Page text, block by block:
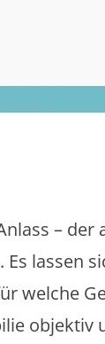
– der
lassen
welche
objektiv